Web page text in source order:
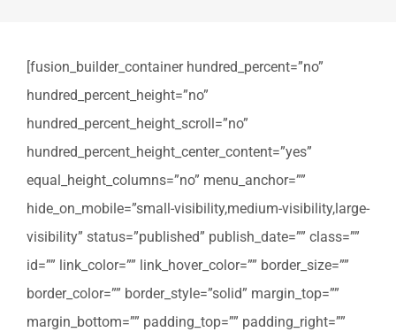
[fusion_builder_container hundred_percent=”no”
hundred_percent_height=”no”
hundred_percent_height_scroll=”no”
hundred_percent_height_center_content=”yes”
equal_height_columns=”no” menu_anchor=””
hide_on_mobile=”small-visibility,medium-visibility,large-
visibility” status=”published” publish_date=”” class=””
id=”” link_color=”” link_hover_color=”” border_size=””
border_color=”” border_style=”solid” margin_top=””
margin_bottom=”” padding_top=”” padding_right=””